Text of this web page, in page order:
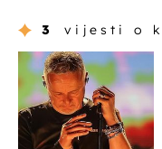
3 vijesti o